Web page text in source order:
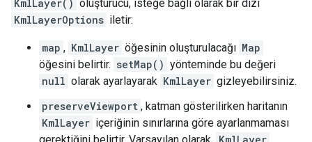
KmlLayer() oluşturucu, isteğe bağlı olarak bir dizi
KmlLayerOptions iletir:
map , KmlLayer öğesinin oluşturulacağı Map
öğesini belirtir. setMap() yönteminde bu değeri
null olarak ayarlayarak KmlLayer gizleyebilirsiniz.
preserveViewport , katman gösterilirken haritanın
KmlLayer içeriğinin sınırlarına göre ayarlanmaması